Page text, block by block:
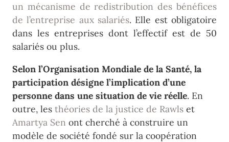
un mécanisme de redistribution des bénéfices
de l’entreprise aux salariés. Elle est obligatoire
dans les entreprises dont l’effectif est de 50
salariés ou plus.
Selon l’Organisation Mondiale de la Santé, la
participation désigne l’implication d’une
personne dans une situation de vie réelle. En
outre, les théories de la justice de Rawls et
Amartya Sen ont cherché à construire un
modèle de société fondé sur la coopération